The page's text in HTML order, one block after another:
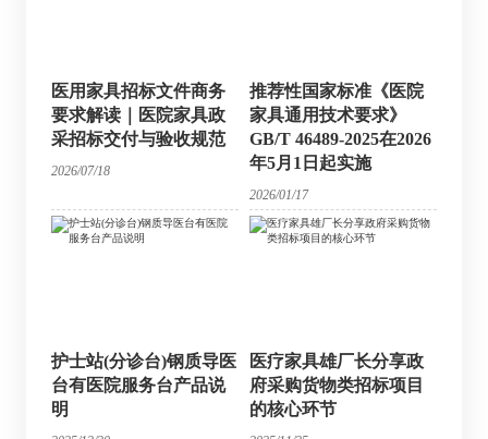
医用家具招标文件商务
要求解读｜医院家具政
采招标交付与验收规范
2026/07/18
推荐性国家标准《医院
家具通用技术要求》
GB/T 46489-2025在2026
年5月1日起实施
2026/01/17
护士站(分诊台)钢质导医
台有医院服务台产品说
明
医疗家具雄厂长分享政
府采购货物类招标项目
的核心环节